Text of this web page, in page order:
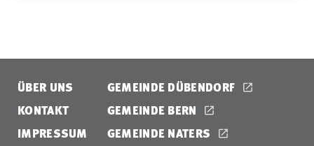
ÜBER UNS
KONTAKT
IMPRESSUM
GEMEINDE DÜBENDORF
GEMEINDE BERN
GEMEINDE NATERS